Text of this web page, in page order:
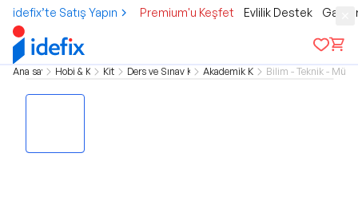
idefix’te Satış Yapın Premium'u Keşfet Evlilik Destek
Ana sayfa Hobi & KültürKitap Ders ve Sınav KitaplarıAkademik KitaplarBilim - Teknik -